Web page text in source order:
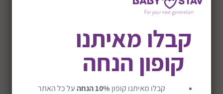
ערכת יצירת שלט ניאון דגם NeON Light Writer
₪80
קבלו מאיתנו
קופון הנחה
קבלו מאיתנו קופון 10% הנחה
על כל האתר